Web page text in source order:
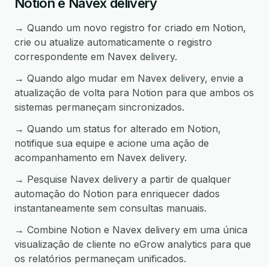
→ Quando um novo registro for criado em Notion,
crie ou atualize automaticamente o registro
correspondente em Navex delivery.
→ Quando algo mudar em Navex delivery, envie a
atualização de volta para Notion para que ambos os
sistemas permaneçam sincronizados.
→ Quando um status for alterado em Notion,
notifique sua equipe e acione uma ação de
acompanhamento em Navex delivery.
→ Pesquise Navex delivery a partir de qualquer
automação do Notion para enriquecer dados
instantaneamente sem consultas manuais.
→ Combine Notion e Navex delivery em uma única
visualização de cliente no eGrow analytics para que
os relatórios permaneçam unificados.